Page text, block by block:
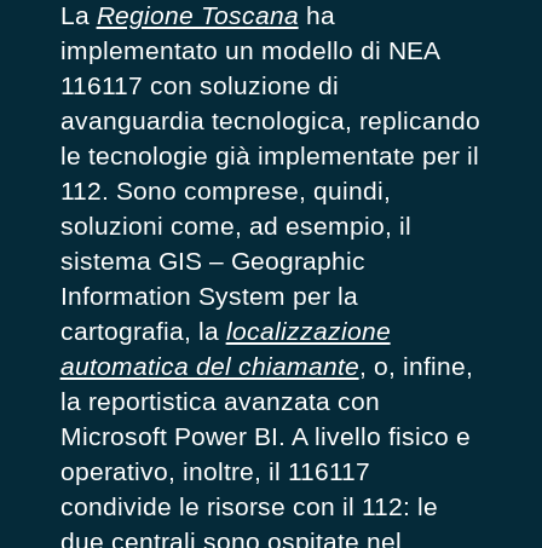
La Regione Toscana ha
implementato un modello di NEA
116117 con soluzione di
avanguardia tecnologica, replicando
le tecnologie già implementate per il
112. Sono comprese, quindi,
soluzioni come, ad esempio, il
sistema GIS – Geographic
Information System per la
cartografia, la localizzazione
automatica del chiamante, o, infine,
la reportistica avanzata con
Microsoft Power BI. A livello fisico e
operativo, inoltre, il 116117
condivide le risorse con il 112: le
due centrali sono ospitate nel